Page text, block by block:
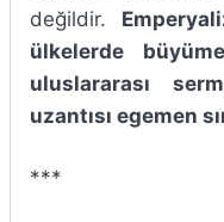
değildir.
ülkelerde
uluslararası
uzantısı egemen
***